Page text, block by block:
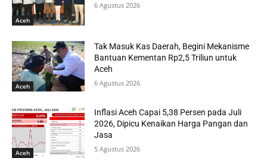
Aceh
6 Agustus 2026
Aceh
Tak Masuk Kas Daerah, Begini Mekanisme
Bantuan Kementan Rp2,5 Triliun untuk
Aceh
6 Agustus 2026
Aceh
Inflasi Aceh Capai 5,38 Persen pada Juli
2026, Dipicu Kenaikan Harga Pangan dan
Jasa
5 Agustus 2026